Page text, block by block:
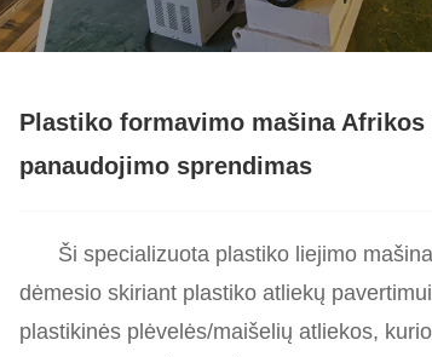
Plastiko formavimo mašina
panaudojimo sprendimas
Ši specializuota plastiko liejimo
dėmesio skiriant plastiko atliekų
plastikinės plėvelės/maišelių atliekos,